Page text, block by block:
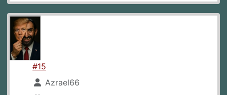
#15
Azrael66